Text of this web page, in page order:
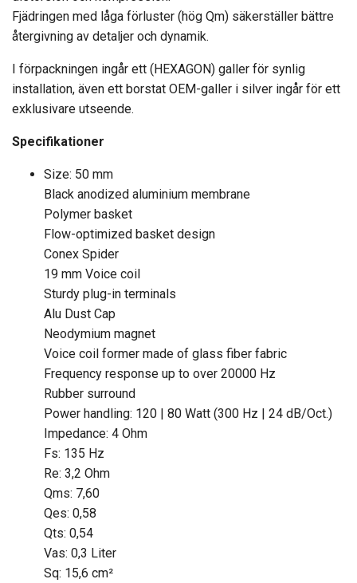
Fjädringen med låga förluster (hög Qm) säkerställer bättre
återgivning av detaljer och dynamik.
I förpackningen ingår ett (HEXAGON) galler för synlig
installation, även ett borstat OEM-galler i silver ingår för ett
exklusivare utseende.
Specifikationer
Size: 50 mm
Black anodized aluminium membrane
Polymer basket
Flow-optimized basket design
Conex Spider
19 mm Voice coil
Sturdy plug-in terminals
Alu Dust Cap
Neodymium magnet
Voice coil former made of glass fiber fabric
Frequency response up to over 20000 Hz
Rubber surround
Power handling: 120 | 80 Watt (300 Hz | 24 dB/Oct.)
Impedance: 4 Ohm
Fs: 135 Hz
Re: 3,2 Ohm
Qms: 7,60
Qes: 0,58
Qts: 0,54
Vas: 0,3 Liter
Sq: 15,6 cm²